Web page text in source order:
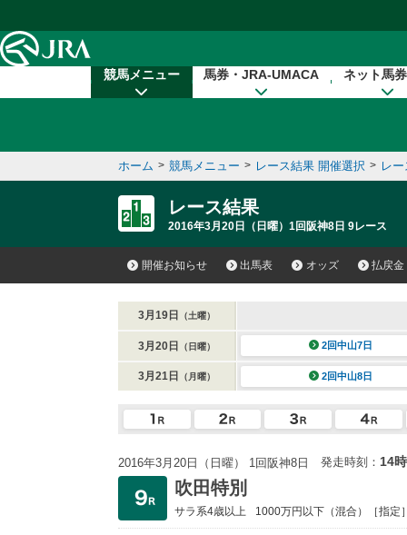
競馬メニュー 馬券・JRA-UMACA ネット馬
ホーム > 競馬メニュー > レース結果 開催選択 > レ
レース結果
2016年3月20日（日曜）1回阪神8日 9レース
開催お知らせ 出馬表 オッズ 払戻金
3月19日 （土曜）
3月20日 （日曜） 2回中山7日
3月21日 （月曜） 2回中山8日
2016年3月20日（日曜） 1回阪神8日 発走時刻： 14
吹田特別
サラ系4歳以上 1000万円以下 （混合）［指定